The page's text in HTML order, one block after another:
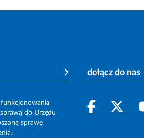
funkcjonowania
sprawą do Urzędu
sprawę
dołącz do nas